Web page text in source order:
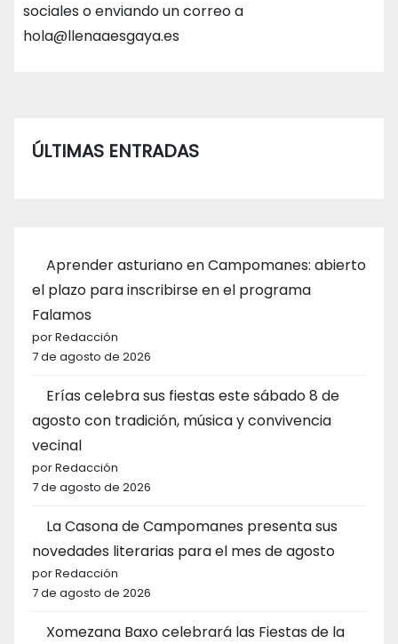
sociales o enviando un correo a
hola@llenaaesgaya.es
ÚLTIMAS ENTRADAS
Aprender asturiano en Campomanes: abierto
el plazo para inscribirse en el programa
Falamos
por Redacción
7 de agosto de 2026
Erías celebra sus fiestas este sábado 8 de
agosto con tradición, música y convivencia
vecinal
por Redacción
7 de agosto de 2026
La Casona de Campomanes presenta sus
novedades literarias para el mes de agosto
por Redacción
7 de agosto de 2026
Xomezana Baxo celebrará las Fiestas de la